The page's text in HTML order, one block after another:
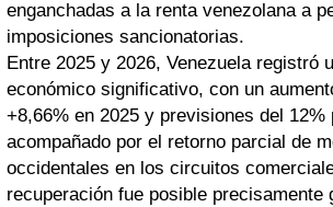
enganchadas a la renta venezolana a
imposiciones sancionatorias.
Entre 2025 y 2026, Venezuela registró
económico significativo, con un
+8,66% en 2025 y previsiones del 12%
acompañado por el retorno parcial de
occidentales en los circuitos
recuperación fue posible precisamente